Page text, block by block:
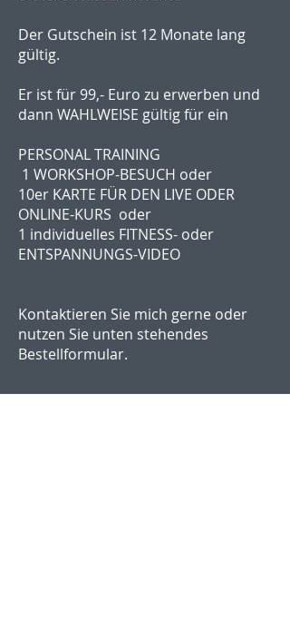
Der Gutschein ist 12 Monate lang
gültig.
Er ist für 99,- Euro zu erwerben und
dann WAHLWEISE gültig für ein
PERSONAL TRAINING
1 WORKSHOP-BESUCH oder
10er KARTE FÜR DEN LIVE ODER
ONLINE-KURS oder
1 individuelles FITNESS- oder
ENTSPANNUNGS-VIDEO
Kontaktieren Sie mich gerne oder
nutzen Sie unten stehendes
Bestellformular.